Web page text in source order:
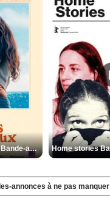
Les Matins merveilleux Bande-annonce VF
annonces à ne pas manquer